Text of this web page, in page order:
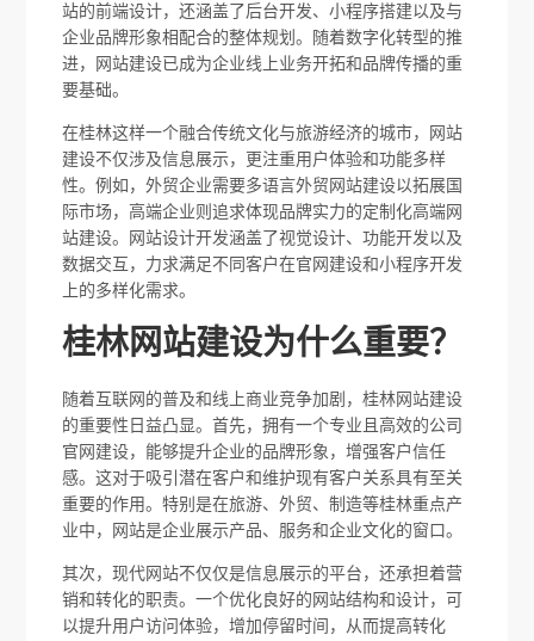
站的前端设计，还涵盖了后台开发、小程序搭建以及与
企业品牌形象相配合的整体规划。随着数字化转型的推
进，网站建设已成为企业线上业务开拓和品牌传播的重
要基础。
在桂林这样一个融合传统文化与旅游经济的城市，网站
建设不仅涉及信息展示，更注重用户体验和功能多样
性。例如，外贸企业需要多语言外贸网站建设以拓展国
际市场，高端企业则追求体现品牌实力的定制化高端网
站建设。网站设计开发涵盖了视觉设计、功能开发以及
数据交互，力求满足不同客户在官网建设和小程序开发
上的多样化需求。
桂林网站建设为什么重要？
随着互联网的普及和线上商业竞争加剧，桂林网站建设
的重要性日益凸显。首先，拥有一个专业且高效的公司
官网建设，能够提升企业的品牌形象，增强客户信任
感。这对于吸引潜在客户和维护现有客户关系具有至关
重要的作用。特别是在旅游、外贸、制造等桂林重点产
业中，网站是企业展示产品、服务和企业文化的窗口。
其次，现代网站不仅仅是信息展示的平台，还承担着营
销和转化的职责。一个优化良好的网站结构和设计，可
以提升用户访问体验，增加停留时间，从而提高转化